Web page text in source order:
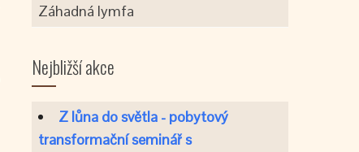
Záhadná lymfa
Nejbližší akce
Z lůna do světla - pobytový
transformační seminář s